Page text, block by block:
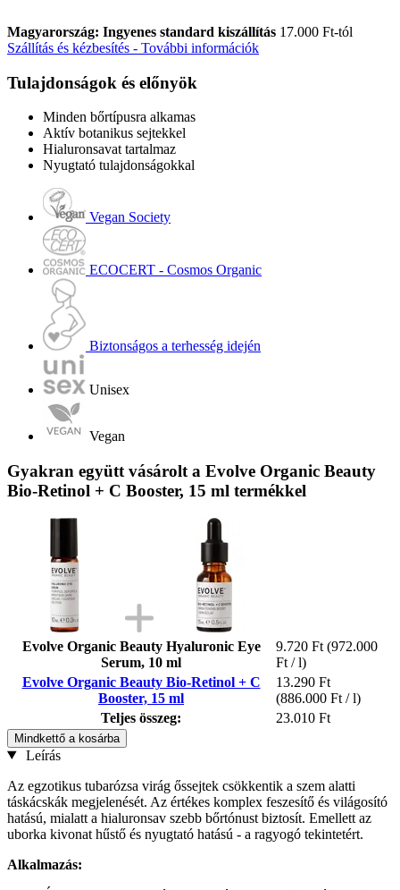
Magyarország: Ingyenes standard kiszállítás 17.000 Ft-tól
Szállítás és kézbesítés - További információk
Tulajdonságok és előnyök
Minden bőrtípusra alkamas
Aktív botanikus sejtekkel
Hialuronsavat tartalmaz
Nyugtató tulajdonságokkal
Vegan Society
ECOCERT - Cosmos Organic
Biztonságos a terhesség idején
Unisex
Vegan
Gyakran együtt vásárolt a Evolve Organic Beauty
Bio-Retinol + C Booster, 15 ml termékkel
Evolve Organic Beauty Hyaluronic Eye
Serum, 10 ml
9.720 Ft (972.000
Ft / l)
Evolve Organic Beauty Bio-Retinol + C
Booster, 15 ml
13.290 Ft
(886.000 Ft / l)
Teljes összeg:
23.010 Ft
Mindkettő a kosárba
Leírás
Az egzotikus tubarózsa virág őssejtek csökkentik a szem alatti
táskácskák megjelenését. Az értékes komplex feszesítő és világosító
hatású, mialatt a hialuronsav szebb bőrtónust biztosít. Emellett az
uborka kivonat hűstő és nyugtató hatású - a ragyogó tekintetért.
Alkalmazás: